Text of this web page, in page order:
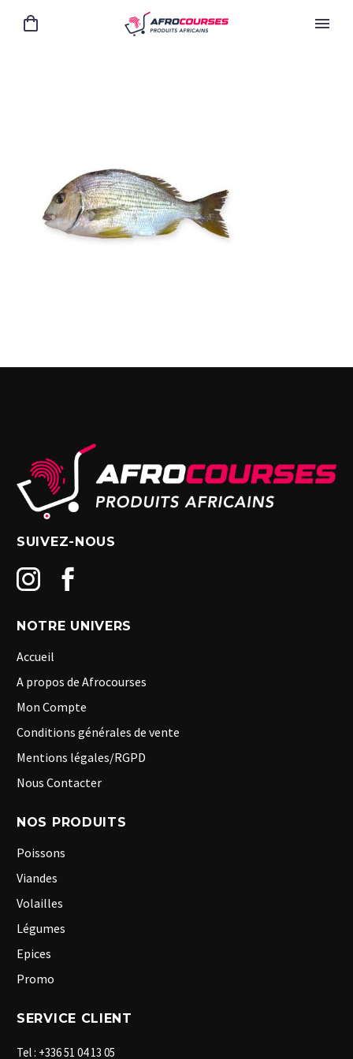
SUIVEZ-NOUS
NOTRE UNIVERS
Accueil
A propos de Afrocourses
Mon Compte
Conditions générales de vente
Mentions légales/RGPD
Nous Contacter
NOS PRODUITS
Poissons
Viandes
Volailles
Légumes
Epices
Promo
SERVICE CLIENT
Tel : +336 51 04 13 05